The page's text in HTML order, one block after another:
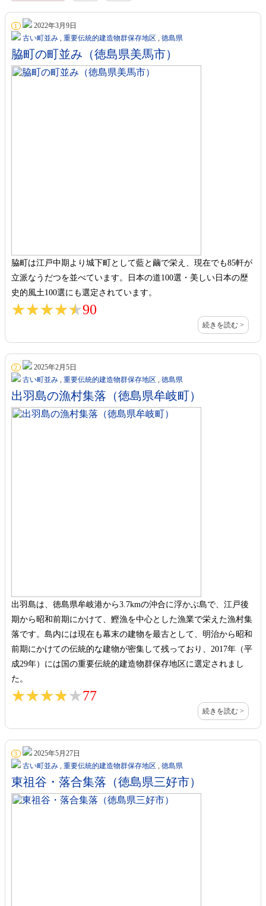
1
2022年3月9日
古い町並み , 重要伝統的建造物群保存地区 , 徳島県
脇町の町並み（徳島県美馬市）
脇町は江戸中期より城下町として藍と繭で栄え、現在でも85軒が
立派なうだつを並べています。日本の道100選・美しい日本の歴
史的風土100選にも選定されています。
★★★★★
★★★★★90
続きを読む >
2
2025年2月5日
古い町並み , 重要伝統的建造物群保存地区 , 徳島県
出羽島の漁村集落（徳島県牟岐町）
出羽島は、徳島県牟岐港から3.7kmの沖合に浮かぶ島で、江戸後
期から昭和前期にかけて、鰹漁を中心とした漁業で栄えた漁村集
落です。島内には現在も幕末の建物を最古として、明治から昭和
前期にかけての伝統的な建物が密集して残っており、2017年（平
成29年）には国の重要伝統的建造物群保存地区に選定されまし
た。
★★★★★
★★★★★77
続きを読む >
3
2025年5月27日
古い町並み , 重要伝統的建造物群保存地区 , 徳島県
東祖谷・落合集落（徳島県三好市）